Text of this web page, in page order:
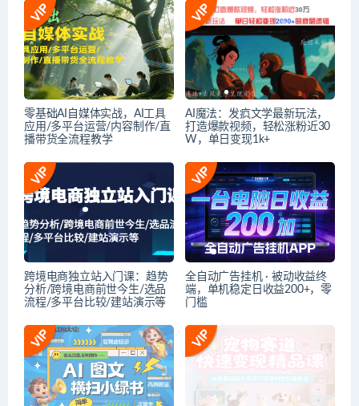
零基础AI自媒体实战，AI工具
应用/多平台运营/内容制作/直
播带货全流程教学
AI魔法：发疯文学最新玩法，
打造爆款视频，轻松涨粉近30
W，单日变现1k+
跨境电商独立站入门课：趋势
分析/跨境电商前世今生/选品
流程/多平台比较/建站演示等
全自动广告挂机 · 被动收益终
端，单机稳定日收益200+，零
门槛